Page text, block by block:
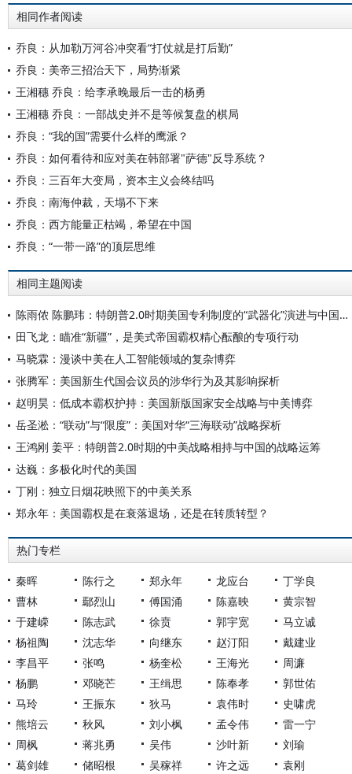
相同作者阅读
乔良：从加勒万河谷冲突看“打仗就是打后勤”
乔良：美帝三招治天下，局势渐紧
王湘穗 乔良：给李承晚最后一击的杨勇
王湘穗 乔良：一部战史并不是等候复盘的棋局
乔良：“我的国”需要什么样的鹰派？
乔良：如何看待和应对美在韩部署"萨德"反导系统？
乔良：三百年大变局，资本主义会终结吗
乔良：南海仲裁，天塌不下来
乔良：西方能量正枯竭，希望在中国
乔良：“一带一路”的顶层思维
相同主题阅读
陈雨侬 陈鹏玮：特朗普2.0时期美国专利制度的“武器化”演进与中国应对
田飞龙：瞄准“新疆”，是美式帝国霸权精心酝酿的专项行动
马晓霖：漫谈中美在人工智能领域的复杂博弈
张腾军：美国新生代国会议员的涉华行为及其影响探析
赵明昊：低成本霸权护持：美国新版国家安全战略与中美博弈
岳圣淞：“联动”与“限度”：美国对华“三海联动”战略探析
王鸿刚 姜平：特朗普2.0时期的中美战略相持与中国的战略运筹
达巍：多极化时代的美国
丁刚：独立日烟花映照下的中美关系
郑永年：美国霸权是在衰落退场，还是在转质转型？
热门专栏
秦晖 陈行之 郑永年 龙应台
丁学良
曹林
鄢烈山 傅国涌 陈嘉映
黄宗智
于建嵘
陈志武 徐贲 郭宇宽
马立诚
杨祖陶
沈志华 向继东 赵汀阳
戴建业
李昌平
张鸣 杨奎松 王海光
周濂
杨鹏
邓晓芒 王缉思 陈奉孝
郭世佑
马玲
王振东 狄马 袁伟时
史啸虎
熊培云
秋风 刘小枫 孟令伟
雷一宁
周枫
蒋兆勇 吴伟 沙叶新
刘瑜
葛剑雄
储昭根 吴稼祥 许之远 袁刚